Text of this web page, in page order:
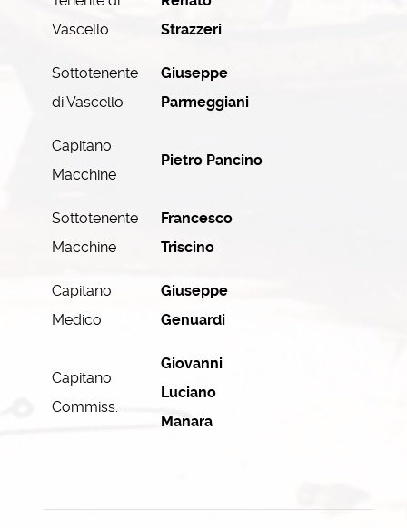
Vascello
Strazzeri
Sottotenente
di Vascello
Giuseppe
Parmeggiani
Capitano
Macchine
Pietro Pancino
Sottotenente
Macchine
Francesco
Triscino
Capitano
Medico
Giuseppe
Genuardi
Capitano
Commiss.
Giovanni
Luciano
Manara